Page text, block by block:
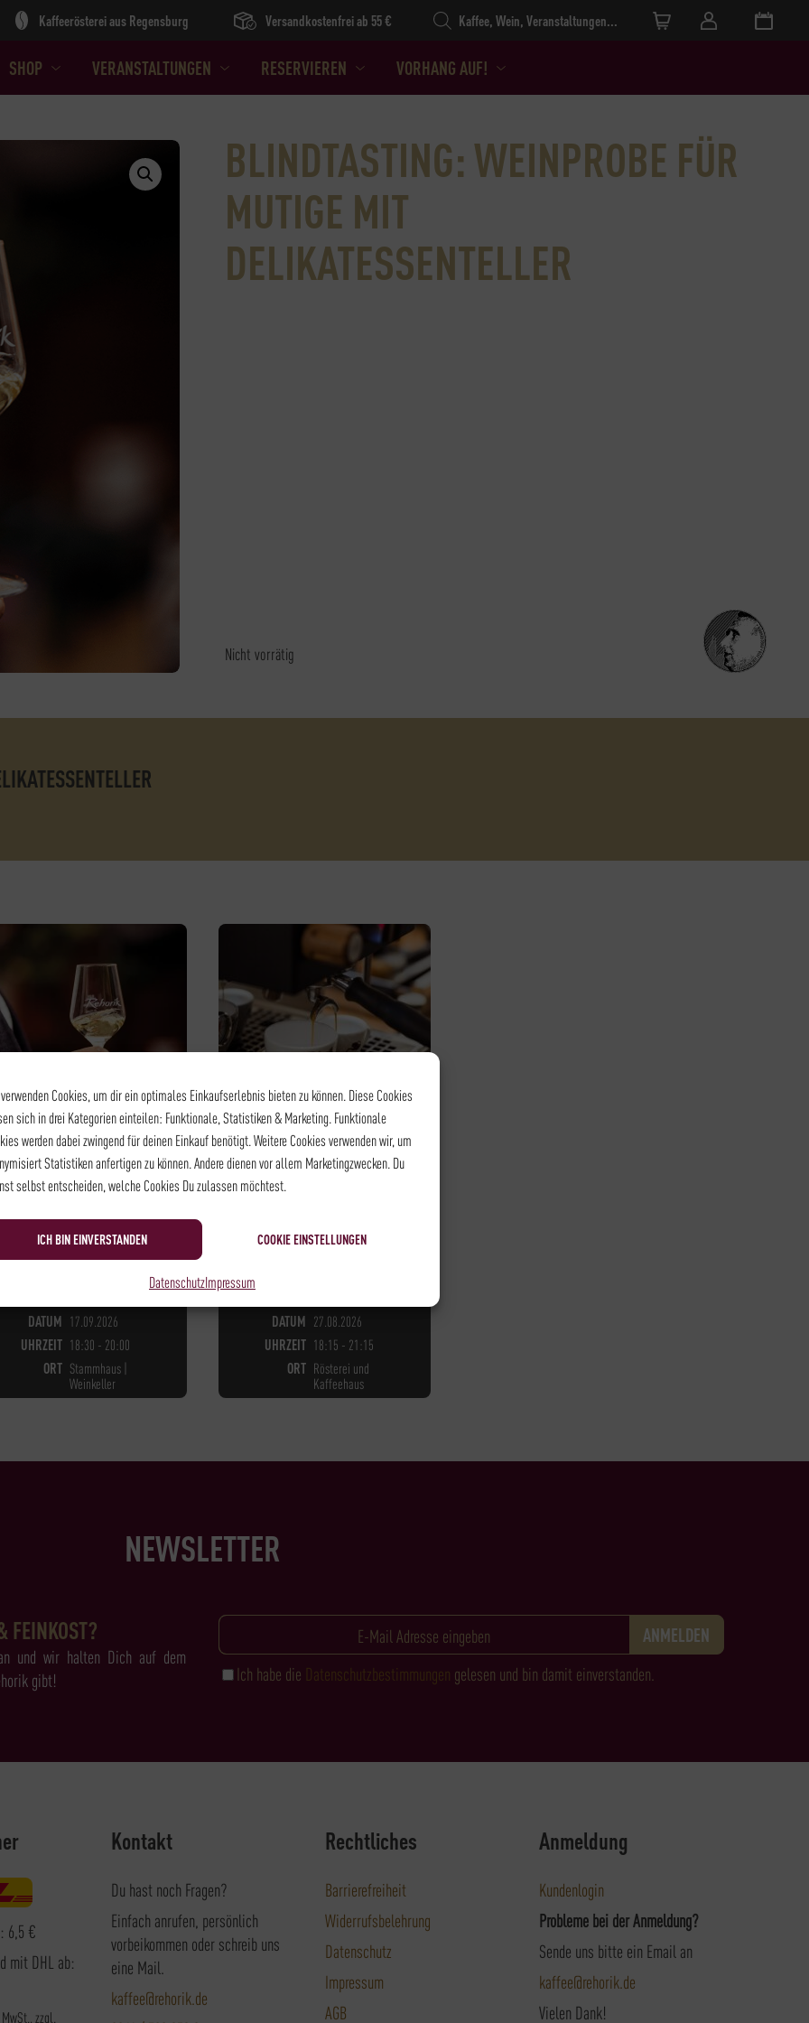
Cookies, um dir ein optimales Einkaufserlebnis bieten zu können. Diese Cookies
sich in drei Kategorien einteilen: Funktionale, Statistiken & Marketing. Funktionale
werden dabei zwingend für deinen Einkauf benötigt. Weitere Cookies verwenden wir, um
Statistiken anfertigen zu können. Andere dienen vor allem Marketingzwecken. Du
selbst entscheiden, welche Cookies Du zulassen möchtest.
ICH BIN EINVERSTANDEN COOKIE EINSTELLUNGEN
DatenschutzImpressum
SHOP VERANSTALTUNGEN RESERVIEREN VORHANG AUF!
Kaffeerösterei aus Regensburg Versandkostenfrei ab 55 €
Products search
BLINDTASTING: WEINPROBE FÜR
MUTIGE MIT
DELIKATESSENTELLER
Nicht vorrätig
POP UP TASTING - WEIN
BLINDTASTING
PLÄTZE VERFÜGBAR
DATUM 17.09.2026
UHRZEIT 18:30 - 20:00
ORT Stammhaus |
Weinkeller
KAFFEE - BARISTA LEVEL I
BARISTA LEVEL I
DATUM 27.08.2026
UHRZEIT 18:15 - 21:15
ORT Rösterei und
Kaffeehaus
NEWSLETTER
FEINKOST?
und wir halten Dich auf dem
gibt!
Ich habe die Datenschutzbestimmungen gelesen und bin damit einverstanden.
6,5 €
mit DHL ab:
zzgl.
Kontakt
Du hast noch Fragen?
Einfach anrufen, persönlich
vorbeikommen oder schreib uns
eine Mail.
kaffee@rehorik.de
Rechtliches
Barrierefreiheit
Widerrufsbelehrung
Datenschutz
Impressum
AGB
Anmeldung
Kundenlogin
Probleme bei der Anmeldung?
Sende uns bitte ein Email an
kaffee@rehorik.de
Vielen Dank!